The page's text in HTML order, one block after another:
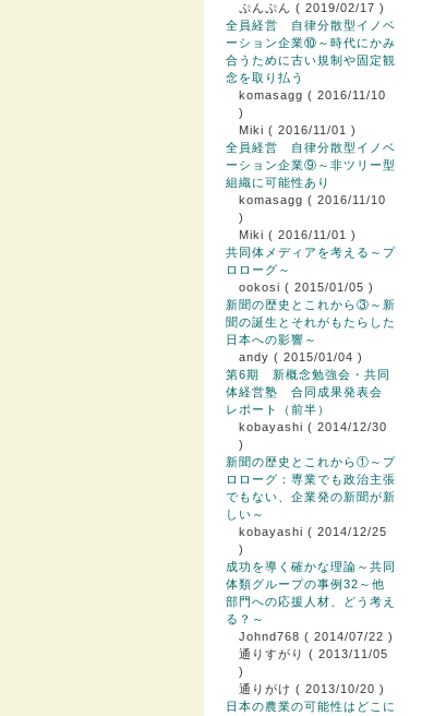
ぷんぷん ( 2019/02/17 )
全員経営 自律分散型イノベ
ーション企業⑩～時代にかみ
合うために古い規制や固定観
念を取り払う
komasagg ( 2016/11/10
)
Miki ( 2016/11/01 )
全員経営 自律分散型イノベ
ーション企業⑨～非ツリー型
組織に可能性あり
komasagg ( 2016/11/10
)
Miki ( 2016/11/01 )
共同体メディアを考える～プ
ロローグ～
ookosi ( 2015/01/05 )
新聞の歴史とこれから③～新
聞の誕生とそれがもたらした
日本への影響～
andy ( 2015/01/04 )
第6期 新概念勉強会・共同
体経営塾 合同成果発表会
レポート（前半）
kobayashi ( 2014/12/30
)
新聞の歴史とこれから①～プ
ロローグ：専業でも政治主張
でもない、企業発の新聞が新
しい～
kobayashi ( 2014/12/25
)
成功を導く確かな理論～共同
体類グループの事例32～他
部門への応援人材、どう考え
る？～
Johnd768 ( 2014/07/22 )
通りすがり ( 2013/11/05
)
通りがけ ( 2013/10/20 )
日本の農業の可能性はどこに